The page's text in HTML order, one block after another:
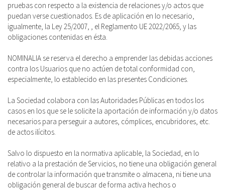
pruebas con respecto a la existencia de relaciones y/o actos que
puedan verse cuestionados. Es de aplicación en lo necesario,
igualmente, la Ley 25/2007, , el Reglamento UE 2022/2065, y las
obligaciones contenidas en ésta.
NOMINALIA se reserva el derecho a emprender las debidas acciones
contra los Usuarios que no actúen de total conformidad con,
especialmente, lo establecido en las presentes Condiciones.
La Sociedad colabora con las Autoridades Públicas en todos los
casos en los que se le solicite la aportación de información y/o datos
necesarios para perseguir a autores, cómplices, encubridores, etc.
de actos ilícitos.
Salvo lo dispuesto en la normativa aplicable, la Sociedad, en lo
relativo a la prestación de Servicios, no tiene una obligación general
de controlar la información que transmite o almacena, ni tiene una
obligación general de buscar de forma activa hechos o